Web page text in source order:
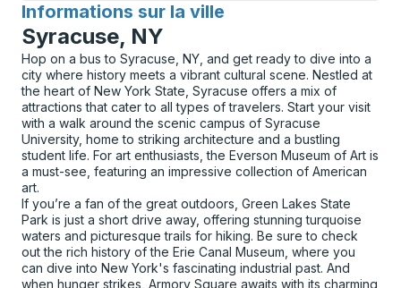
Informations sur la ville
pour
Syracuse, NY
Hop on a bus to Syracuse, NY, and get ready to dive into a
city where history meets a vibrant cultural scene. Nestled at
the heart of New York State, Syracuse offers a mix of
attractions that cater to all types of travelers. Start your visit
with a walk around the scenic campus of Syracuse
University, home to striking architecture and a bustling
student life. For art enthusiasts, the Everson Museum of Art is
a must-see, featuring an impressive collection of American
art.
If you’re a fan of the great outdoors, Green Lakes State
Park is just a short drive away, offering stunning turquoise
waters and picturesque trails for hiking. Be sure to check
out the rich history of the Erie Canal Museum, where you
can dive into New York's fascinating industrial past. And
when hunger strikes, Armory Square awaits with its charming